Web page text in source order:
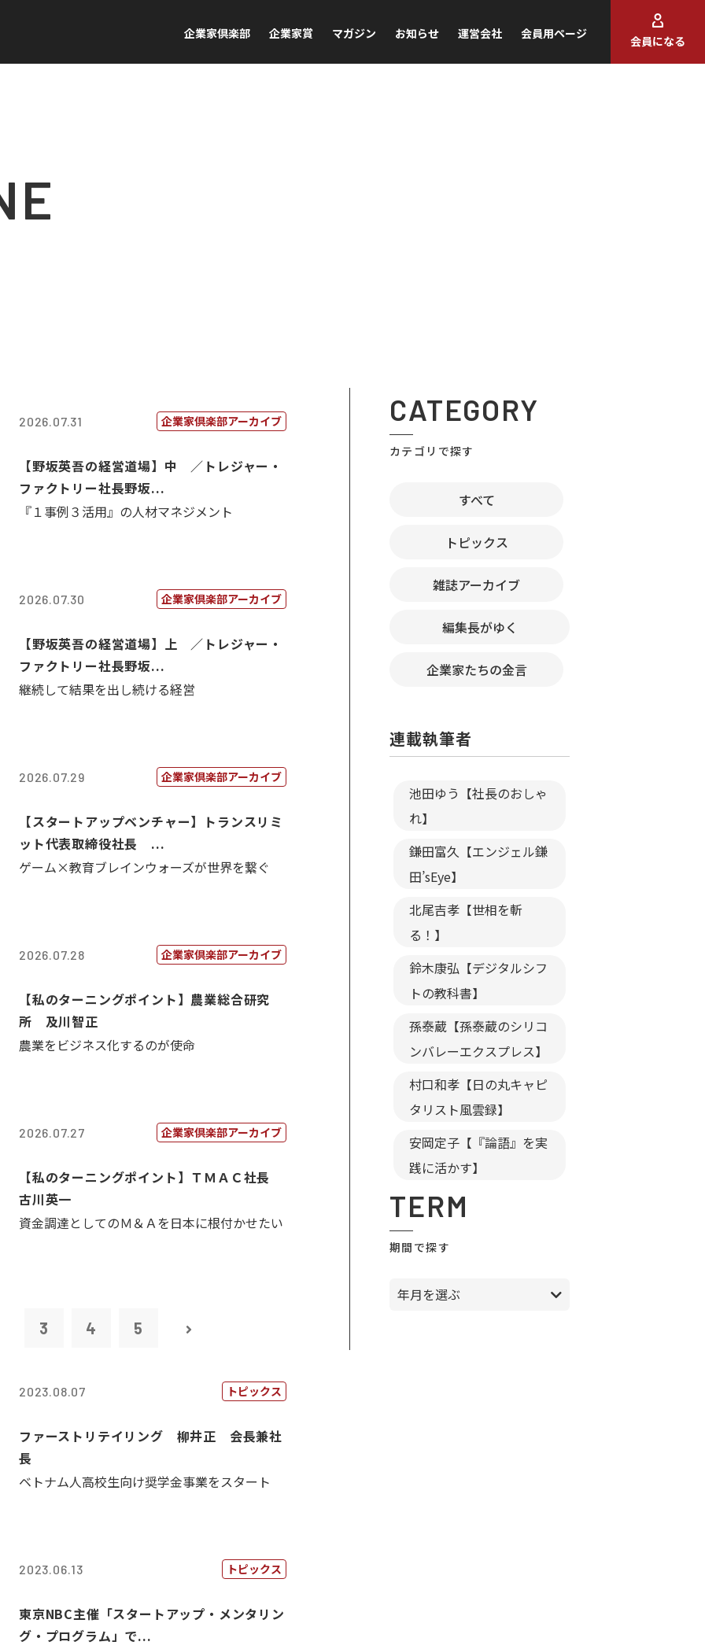
企業家倶楽部 企業家賞 マガジン お知らせ 運営会社 会員用ページ
会員になる
2026.07.31 企業家倶楽部アーカイブ
【野坂英吾の経営道場】中 ／トレジャー・
ファクトリー社長野坂...
『１事例３活用』の人材マネジメント
2026.07.30 企業家倶楽部アーカイブ
【野坂英吾の経営道場】上 ／トレジャー・
ファクトリー社長野坂...
継続して結果を出し続ける経営
2026.07.29 企業家倶楽部アーカイブ
【スタートアップベンチャー】トランスリミ
ット代表取締役社長 ...
ゲーム×教育ブレインウォーズが世界を繋ぐ
2026.07.28 企業家倶楽部アーカイブ
【私のターニングポイント】農業総合研究
所 及川智正
農業をビジネス化するのが使命
2026.07.27 企業家倶楽部アーカイブ
【私のターニングポイント】ＴＭＡＣ社長
古川英一
資金調達としてのＭ＆Ａを日本に根付かせたい
3 4 5
2023.08.07 トピックス
ファーストリテイリング 柳井正 会長兼社
長
ベトナム人高校生向け奨学金事業をスタート
2023.06.13 トピックス
東京NBC主催「スタートアップ・メンタリン
グ・プログラム」で...
CATEGORY
カテゴリで探す
すべて
トピックス
雑誌アーカイブ
編集長がゆく
企業家たちの金言
連載執筆者
池田ゆう【社長のおしゃ
れ】
鎌田富久【エンジェル鎌
田’sEye】
北尾吉孝【世相を斬
る！】
鈴木康弘【デジタルシフ
トの教科書】
孫泰蔵【孫泰蔵のシリコ
ンバレーエクスプレス】
村口和孝【日の丸キャピ
タリスト風雲録】
安岡定子【『論語』を実
践に活かす】
TERM
期間で探す
年月を選ぶ